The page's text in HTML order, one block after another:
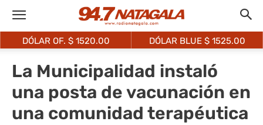
DÓLAR OF. $ 1520.00 DÓLAR BLUE $ 1525.00
La Municipalidad instaló
una posta de vacunación en
una comunidad terapéutica